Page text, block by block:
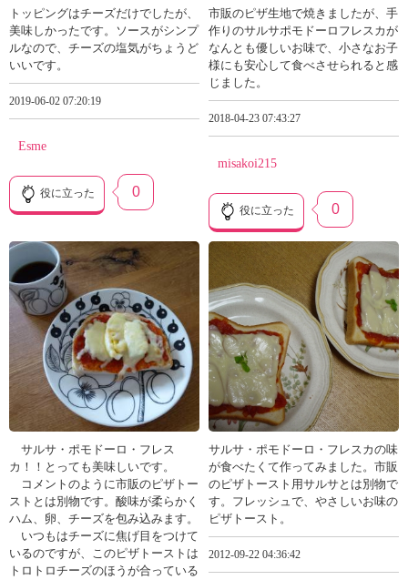
トッピングはチーズだけでしたが、
美味しかったです。ソースがシンプ
ルなので、チーズの塩気がちょうど
いいです。
2019-06-02 07:20:19
Esme
役に立った 0
市販のピザ生地で焼きましたが、手
作りのサルサポモドーロフレスカが
なんとも優しいお味で、小さなお子
様にも安心して食べさせられると感
じました。
2018-04-23 07:43:27
misakoi215
役に立った 0
サルサ・ポモドーロ・フレス
カ！！とっても美味しいです。
コメントのように市販のピザトー
ストとは別物です。酸味が柔らかく
ハム、卵、チーズを包み込みます。
いつもはチーズに焦げ目をつけて
いるのですが、このピザトーストは
トロトロチーズのほうが合っている
サルサ・ポモドーロ・フレスカの味
が食べたくて作ってみました。市販
のピザトースト用サルサとは別物で
す。フレッシュで、やさしいお味の
ピザトースト。
2012-09-22 04:36:42